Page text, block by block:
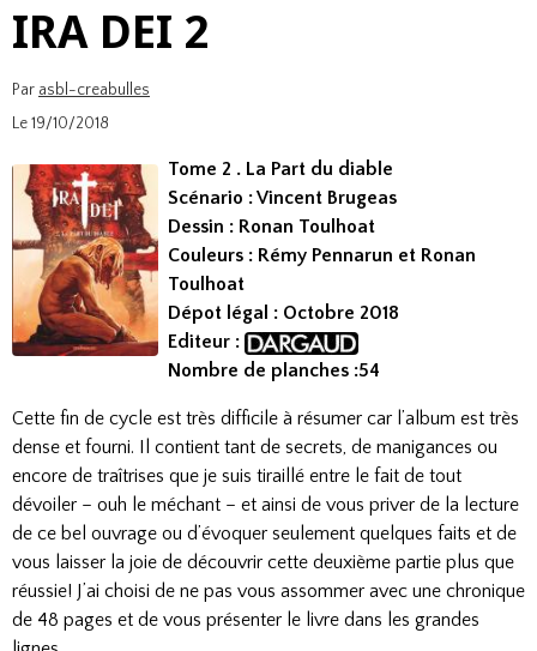
IRA DEI 2
Par asbl-creabulles
Le 19/10/2018
Tome 2 . La Part du diable
Scénario : Vincent Brugeas
Dessin : Ronan Toulhoat
Couleurs : Rémy Pennarun et Ronan
Toulhoat
Dépot légal : Octobre 2018
Editeur :
Nombre de planches :54
Cette fin de cycle est très difficile à résumer car l’album est très
dense et fourni. Il contient tant de secrets, de manigances ou
encore de traîtrises que je suis tiraillé entre le fait de tout
dévoiler – ouh le méchant – et ainsi de vous priver de la lecture
de ce bel ouvrage ou d’évoquer seulement quelques faits et de
vous laisser la joie de découvrir cette deuxième partie plus que
réussie! J’ai choisi de ne pas vous assommer avec une chronique
de 48 pages et de vous présenter le livre dans les grandes